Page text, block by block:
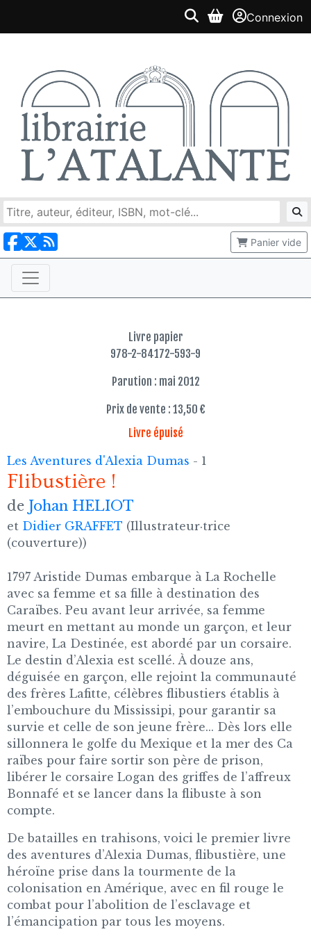
Connexion
Panier vide
Livre papier
978-2-84172-593-9
Parution : mai 2012
Prix de vente : 13,50 €
Livre épuisé
Les Aventures d'Alexia Dumas - 1
Flibustière !
de Johan HELIOT
et Didier GRAFFET (Illustrateur·trice
(couverture))
1797 Aristide Dumas embarque à La Rochelle
avec sa femme et sa fille à destination des
Caraïbes. Peu avant leur arrivée, sa femme
meurt en mettant au monde un garçon, et leur
navire, La Destinée, est abordé par un corsaire.
Le destin d’Alexia est scellé. À douze ans,
déguisée en garçon, elle rejoint la communauté
des frères Lafitte, célèbres flibustiers établis à
l’embouchure du Mississipi, pour garantir sa
survie et celle de son jeune frère... Dès lors elle
sillonnera le golfe du Mexique et la mer des Ca
raïbes pour faire sortir son père de prison,
libérer le corsaire Logan des griffes de l’affreux
Bonnafé et se lancer dans la flibuste à son
compte.
De batailles en trahisons, voici le premier livre
des aventures d’Alexia Dumas, flibustière, une
héroïne prise dans la tourmente de la
colonisation en Amérique, avec en fil rouge le
combat pour l’abolition de l’esclavage et
l’émancipation par tous les moyens.